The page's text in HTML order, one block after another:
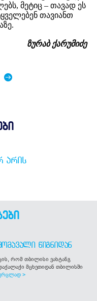
მეტიც – თავად ეს
თავიანთ
ზურაბ ქარუმიძე
ᲐᲠᲘᲡ
ᲬᲘᲒᲜᲘᲓᲐᲜ
რომ თბილისი ვახტანგ
მცხეთიდან თბილისში
>